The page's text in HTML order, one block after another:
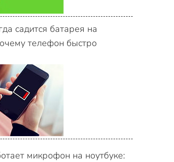
садится батарея на
телефон быстро
микрофон на ноутбуке: